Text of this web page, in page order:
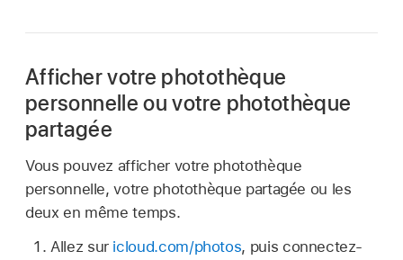
Afficher votre photothèque
personnelle ou votre photothèque
partagée
Vous pouvez afficher votre photothèque
personnelle, votre photothèque partagée ou les
deux en même temps.
Allez sur icloud.com/photos, puis connectez-